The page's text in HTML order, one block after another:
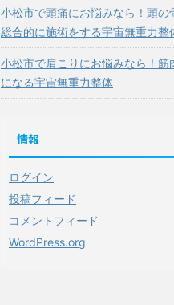
小松市で頭痛にお悩みなら！頭の
総合的に施術をする宇宙無重力整
小松市で肩こりにお悩みなら！筋
になる宇宙無重力整体
情報
ログイン
投稿フィード
コメントフィード
WordPress.org